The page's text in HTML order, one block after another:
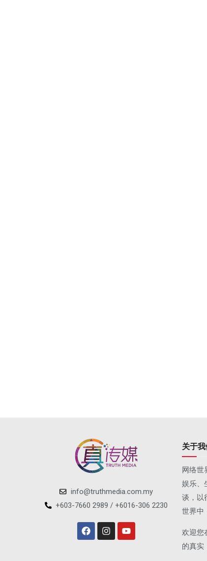
info@truthmedia.com.my
+603-7660 2989 / +6016-306 2230
关于
网络世
娱乐、
谈，以
世界中
欢迎您
的真实